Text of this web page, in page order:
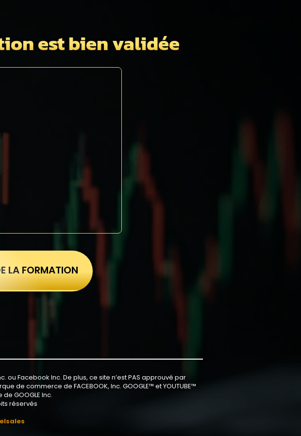
est bien validée
LA FORMATION
Facebook Inc. De plus, ce site n’est PAS approuvé par
de commerce de FACEBOOK, Inc. GOOGLE™ et YOUTUBE™
GOOGLE Inc.
réservés